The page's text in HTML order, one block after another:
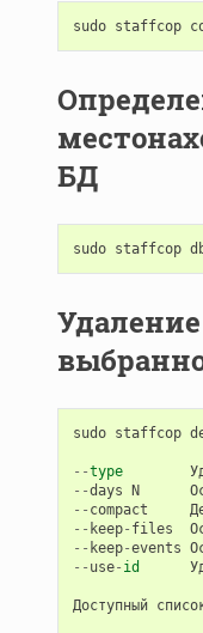
sudo staffcop
БД
sudo staffcop
sudo staffcop
--type
--days N
-- compact
-- keep- files
-- keep-events
-- use- id
Доступный